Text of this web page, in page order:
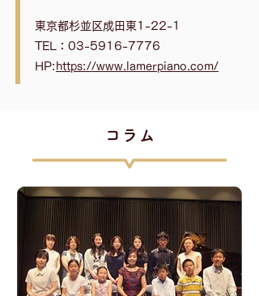
東京都杉並区成田東1-22-1
TEL：03-5916-7776
HP: https://www.lamerpiano.com/
​コラム